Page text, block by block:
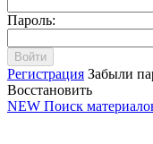
Пароль:
Войти
Регистрация Забыли
Восстановить
NEW Поиск